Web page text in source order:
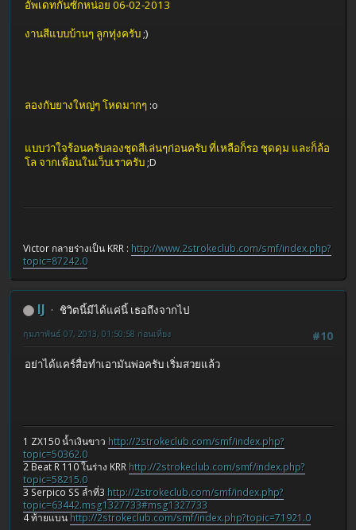
อัพเดทกันซักหน่อย 06-02-2013
งานสีแบบบ้านๆ ลูกทุ่งครับ;)
ลองกับยางใหญ่ๆ โหดมากๆ :o
แบบว่าใจร้อนครับลองชุดสีเล่นๆก่อนครับ ที่เหลือก็รอ ชุดดุม และก็ล้อ
โล จากเพื่อนในเว็บเราครับ;D
Victor กลายร่างเป็น KRR : http://www.2strokeclub.com/smf/index.php?
topic=87242.0
IJ
ชิวิตนี้มีได้แค่นี้ เธอถึงจากไป
#10
กุมภาพันธ์ 07, 2013, 01:50:58 ก่อนเที่ยง
อย่าได้แคร์สื่อทำเอามันพ่อครับ เริ่มสวยแล้ว
1 ZX150 น้ำเงินขาว http://2strokeclub.com/smf/index.php?
topic=50362.0
2 Beat R 110 ในร่าง KRR http://2strokeclub.com/smf/index.php?
topic=58215.0
3 Serpico SS ลำที่3 http://2strokeclub.com/smf/index.php?
topic=63442.msg1327733#msg1327733
4 ท้ายแบน http://2strokeclub.com/smf/index.php?topic=71921.0